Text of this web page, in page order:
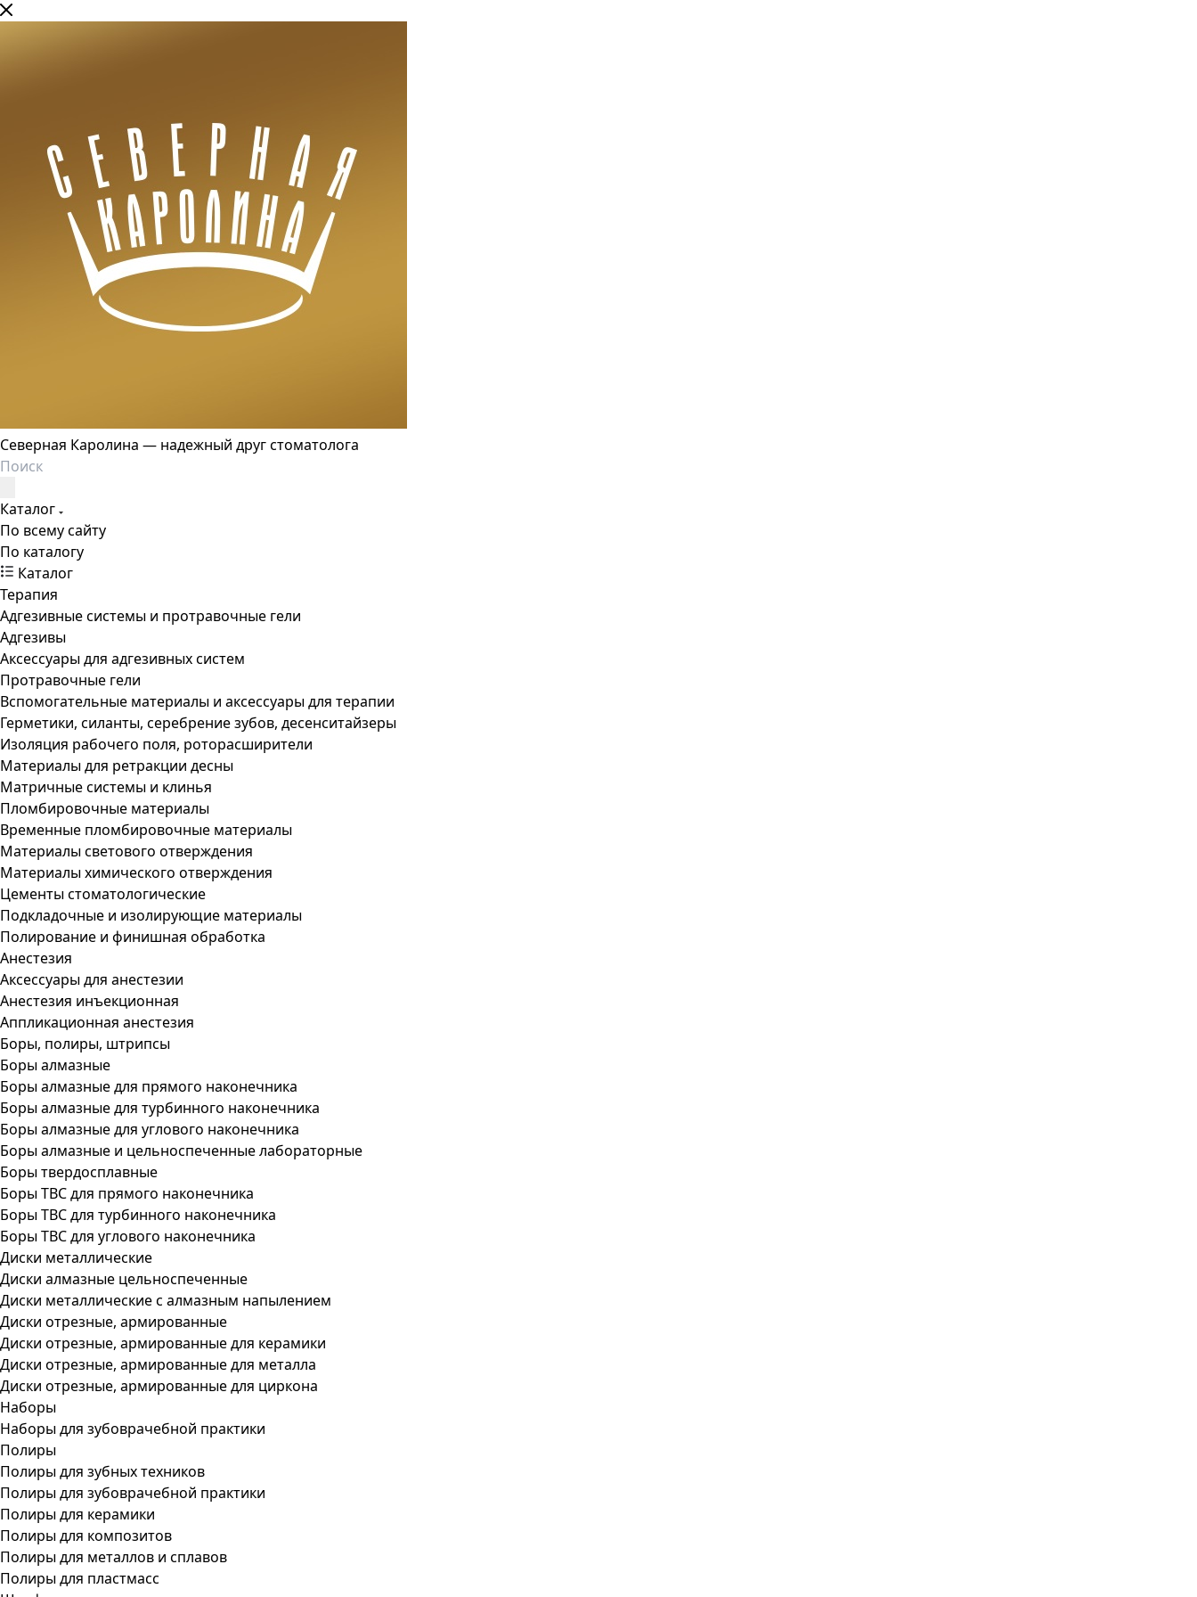
Северная Каролина — надежный друг стоматолога
Каталог
По всему сайту
По каталогу
Каталог
Терапия
Адгезивные системы и протравочные гели
Адгезивы
Аксессуары для адгезивных систем
Протравочные гели
Вспомогательные материалы и аксессуары для терапии
Герметики, силанты, серебрение зубов, десенситайзеры
Изоляция рабочего поля, роторасширители
Материалы для ретракции десны
Матричные системы и клинья
Пломбировочные материалы
Временные пломбировочные материалы
Материалы светового отверждения
Материалы химического отверждения
Цементы стоматологические
Подкладочные и изолирующие материалы
Полирование и финишная обработка
Анестезия
Аксессуары для анестезии
Анестезия инъекционная
Аппликационная анестезия
Боры, полиры, штрипсы
Боры алмазные
Боры алмазные для прямого наконечника
Боры алмазные для турбинного наконечника
Боры алмазные для углового наконечника
Боры алмазные и цельноспеченные лабораторные
Боры твердосплавные
Боры ТВС для прямого наконечника
Боры ТВС для турбинного наконечника
Боры ТВС для углового наконечника
Диски металлические
Диски алмазные цельноспеченные
Диски металлические с алмазным напылением
Диски отрезные, армированные
Диски отрезные, армированные для керамики
Диски отрезные, армированные для металла
Диски отрезные, армированные для циркона
Наборы
Наборы для зубоврачебной практики
Полиры
Полиры для зубных техников
Полиры для зубоврачебной практики
Полиры для керамики
Полиры для композитов
Полиры для металлов и сплавов
Полиры для пластмасс